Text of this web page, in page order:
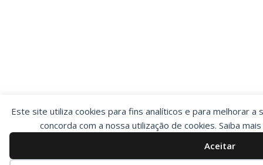
Este site utiliza cookies para fins analíticos e para melhorar a
concorda com a nossa utilização de cookies. Saiba
Aceitar